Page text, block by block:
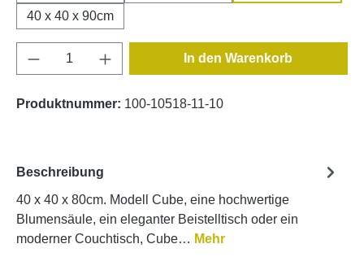
40 x 40 x 90cm
Produkt Anzahl: Gib den gewünschten
In den Warenkorb
Produktnummer: 100-10518-11-10
Beschreibung
40 x 40 x 80cm. Modell Cube, eine hochwertige
Blumensäule, ein eleganter Beistelltisch oder ein
moderner Couchtisch, Cube… Mehr